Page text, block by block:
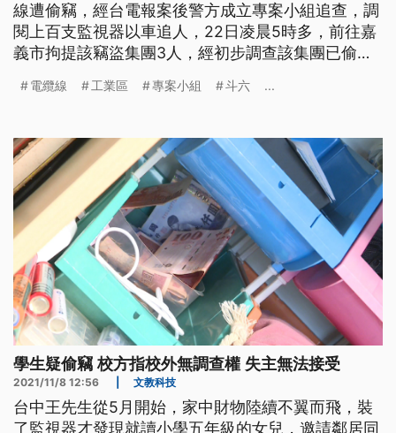
線遭偷竊，經台電報案後警方成立專案小組追查，調
閱上百支監視器以車追人，22日凌晨5時多，前往嘉
義市拘提該竊盜集團3人，經初步調查該集團已偷竊
嫌移送雲林地檢署偵辦。
電纜線 工業區 專案小組 斗六 ...
學生疑偷竊 校方指校外無調查權 失主無法接受
2021/11/8 12:56 文教科技
台中王先生從5月開始，家中財物陸續不翼而飛，裝
了監視器才發現就讀小學五年級的女兒，邀請鄰居同